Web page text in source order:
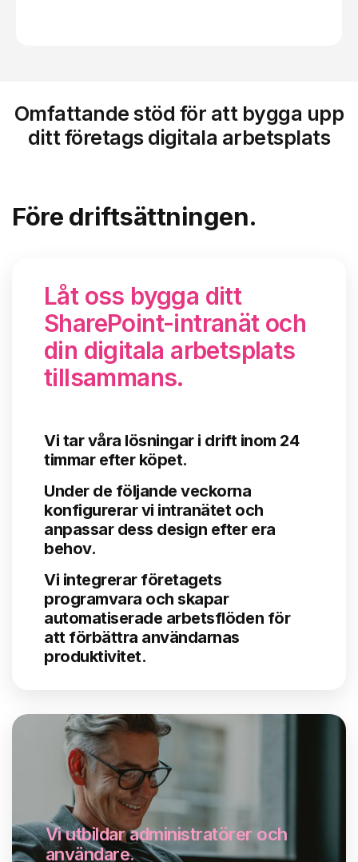
Omfattande stöd för att bygga upp
ditt företags digitala arbetsplats
Före driftsättningen.
Låt oss bygga ditt
SharePoint-intranät och
din digitala arbetsplats
tillsammans.
Vi tar våra lösningar i drift inom 24
timmar efter köpet.
Under de följande veckorna
konfigurerar vi intranätet och
anpassar dess design efter era
behov.
Vi integrerar företagets
programvara och skapar
automatiserade arbetsflöden för
att förbättra användarnas
produktivitet.
Vi utbildar administratörer och
användare.